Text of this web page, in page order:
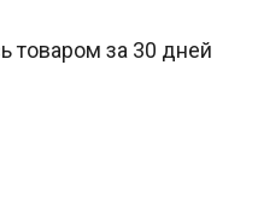
товаром за 30 дней